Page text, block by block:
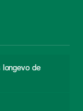
longevo de